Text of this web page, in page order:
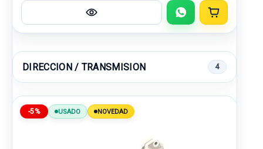
DIRECCION / TRANSMISION 4
-5% USADO NOVEDAD